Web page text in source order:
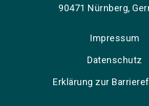
90471 Nürnberg,
Impressum
Datenschutz
Erklärung zur